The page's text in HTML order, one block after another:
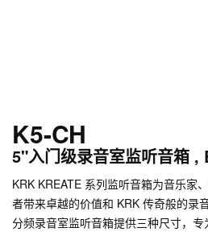
K5-CH
5"入门级录音室监听音箱 ,
KRK KREATE 系列监听音箱为音乐家
者带来卓越的价值和 KRK 传奇般的录
分频录音室监听音箱提供三种尺寸，